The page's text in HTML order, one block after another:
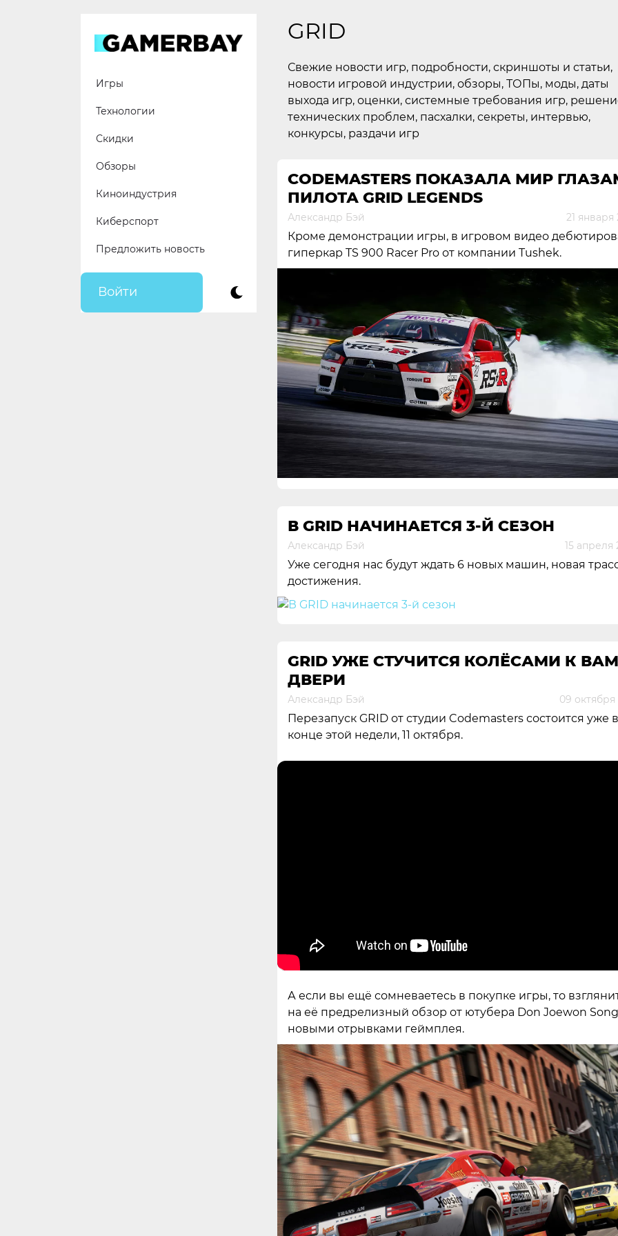
Игры
Технологии
Скидки
Обзоры
Киноиндустрия
Киберспорт
Предложить новость
Войти
GRID
Свежие новости игр, подробности, скриншоты и статьи,
новости игровой индустрии, обзоры, ТОПы, моды, даты
выхода игр, оценки, системные требования игр,
технических проблем, пасхалки, секреты, интервью,
конкурсы, раздачи игр
CODEMASTERS ПОКАЗАЛА МИР
ПИЛОТА GRID LEGENDS
Александр Бэй 21 января
Кроме демонстрации игры, в игровом видео
гиперкар TS 900 Racer Pro от компании Tushek.
В GRID НАЧИНАЕТСЯ 3-Й СЕЗОН
Александр Бэй 15 апреля
Уже сегодня нас будут ждать 6 новых машин, новая
достижения.
GRID УЖЕ СТУЧИТСЯ КОЛЁСАМИ К
ДВЕРИ
Александр Бэй 09 октября
Перезапуск GRID от студии Codemasters состоится уже в
конце этой недели, 11 октября.
А если вы ещё сомневаетесь в покупке игры, то
на её предрелизный обзор от ютубера Don Joewon
новыми отрывками геймплея.